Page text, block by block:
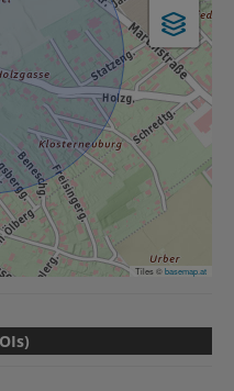
Tiles ©basemap.at